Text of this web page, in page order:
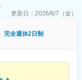
で所長になった中途入
ステムを提供している
社で受け持っておりま
更新日： 2026/8/7（金）
完全週休2日制